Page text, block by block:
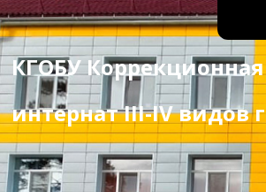
КГОБУ
интернат III-IV видов